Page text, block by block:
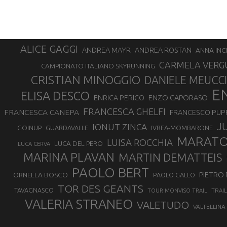
ALICE GAGGI ANDREA MAYR ANDREA ROSTAN ANNA
CAMPIONATO ITALIANO SKYRUNNING CARMELA
CRISTIAN MINOGGIO DANIELE MEUCCI
ELISA DESCO ENRICA PERICO ENZO CAPORASO
FRANCESCA CANEPA FRANCESCA GHELFI FRANCESCO
GOINUP GUARDAVALLE IONUT ZINCA IVREA-MOMBARONE
LUCA CERVA LUCA DEL PERO LUISA ROCCHIA
MARINA PLAVAN MARTIN DEMATTEIS
ORNELLA BOSCO PAOLO BERT PAOLO GALLO PIETRO
TAVAGNASCO TOR DES GEANTS TOUR MONVISO TRAIL
VALERIA STRANEO VALETUDO VALTELLINA